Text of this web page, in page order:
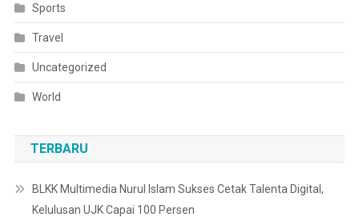
Sports
Travel
Uncategorized
World
TERBARU
BLKK Multimedia Nurul Islam Sukses Cetak Talenta Digital,
Kelulusan UJK Capai 100 Persen